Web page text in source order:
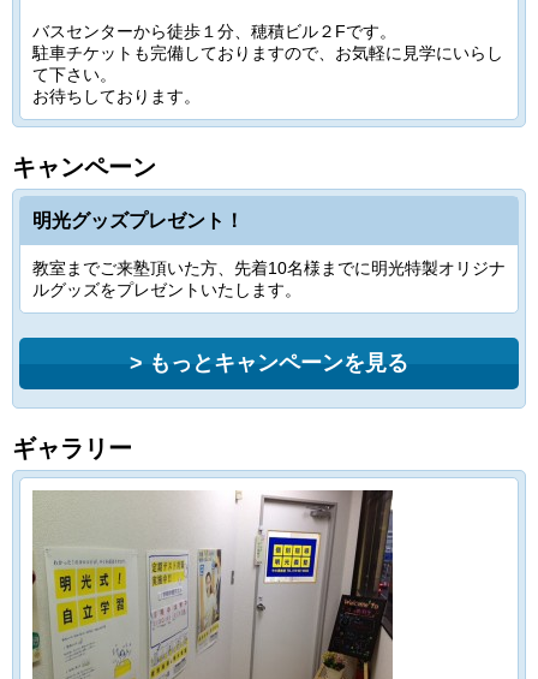
バスセンターから徒歩１分、穂積ビル２Fです。
駐車チケットも完備しておりますので、お気軽に見学にいらし
て下さい。
お待ちしております。
キャンペーン
明光グッズプレゼント！
教室までご来塾頂いた方、先着10名様までに明光特製オリジナ
ルグッズをプレゼントいたします。
もっとキャンペーンを見る
ギャラリー